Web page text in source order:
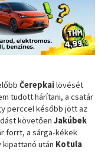
Čerepkailövését
tudott hárítani, a csatár
perccel később jött az
követőenJakúbek
forrt, a sárga-kékek
kipattanó után Kotula